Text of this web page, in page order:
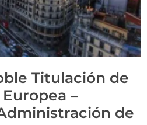
Titulación de
–
de